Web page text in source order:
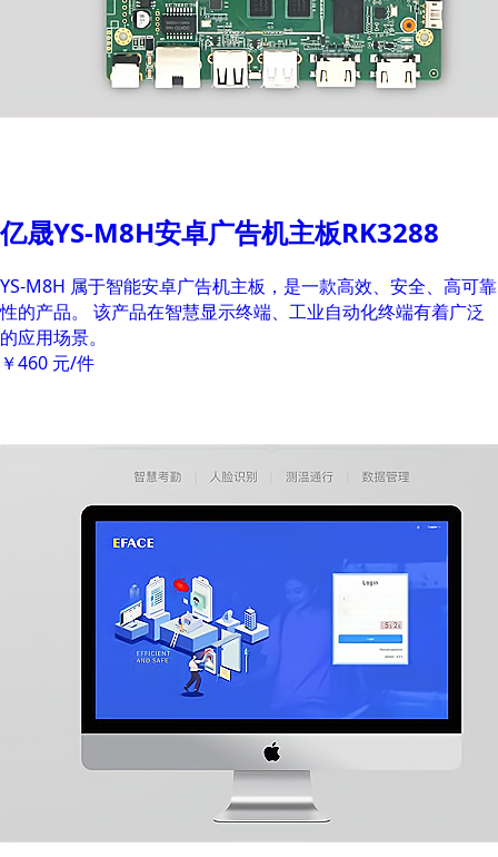
亿晟YS-M8H安卓广告机主板RK3288
YS-M8H 属于智能安卓广告机主板，是一款高效、安全、高可靠
性的产品。 该产品在智慧显示终端、工业自动化终端有着广泛
的应用场景。
￥460 元/件